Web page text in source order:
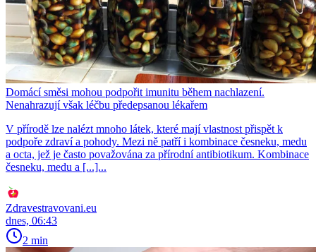
Domácí směsi mohou podpořit imunitu během nachlazení.
Nenahrazují však léčbu předepsanou lékařem
V přírodě lze nalézt mnoho látek, které mají vlastnost přispět k
podpoře zdraví a pohody. Mezi ně patří i kombinace česneku, medu
a octa, jež je často považována za přírodní antibiotikum. Kombinace
česneku, medu a [...]...
Zdravestravovani.eu
dnes, 06:43
2 min